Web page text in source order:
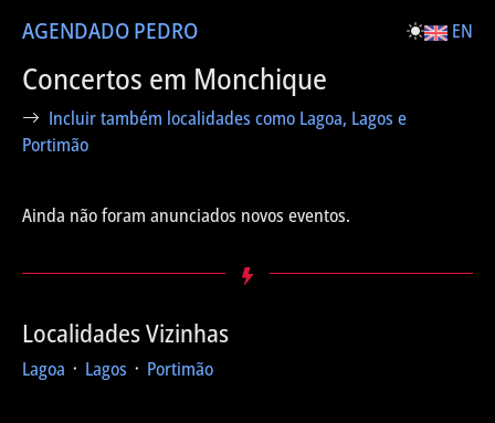
AGENDADO PEDRO EN
Concertos em Monchique
Incluir também localidades como Lagoa, Lagos e
Portimão
Ainda não foram anunciados novos eventos.
Localidades Vizinhas
Lagoa ᛫ Lagos ᛫ Portimão